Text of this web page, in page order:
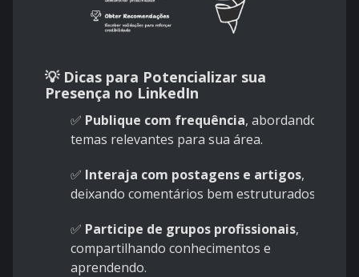
💡 Dicas para Potencializar sua
Presença no LinkedIn
✅ Publique com frequência, abordando
temas relevantes para sua área.
✅ Interaja com postagens e artigos,
deixando comentários bem estruturados.
✅ Participe de grupos profissionais,
compartilhando conhecimentos e
aprendendo.